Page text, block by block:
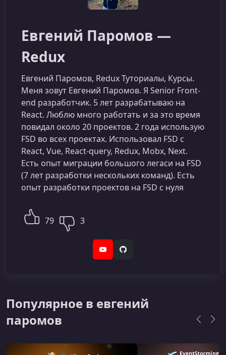
Евгений Паромов —
Redux
Евгений Паромов, Redux Туториалы, Курсы.
Меня зовут Евгений Паромов. Я Senior Front-
end разработчик. 5 лет разрабатываю на
React. Люблю много работать и за это время
повидал около 20 проектов. 2 года использую
FSD во всех проектах. Использовал FSD с
React, Vue, React-query, Redux, Mobx, Next.
Есть опыт миграции большого легаси на FSD
(7 лет разработки нескольких команд). Есть
опыт разработки проектов на FSD с нуля
79 3
YouTubeGitHub
Популярное в евгений
паромов